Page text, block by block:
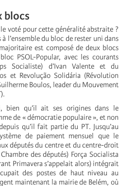
blocs
voté pour cette généralité abstraite ?
l’ensemble du bloc de rester uni dans
est composé de deux blocs
PSOL-Popular, avec les courants
Socialiste) d’Ivan Valente et du
et Revolução Solidária (Révolution
Boulos, leader du Mouvement
bien qu’il ait ses origines dans le
de « démocratie populaire », et non
qu’il fait partie du PT. Jusqu’au
de paiement mensuel que le
députés du centre et du centre-droit
des députés) Força Socialista
Primavera s’appelait alors) intégrait
des postes de haut niveau au
maintenant la mairie de Belém, où